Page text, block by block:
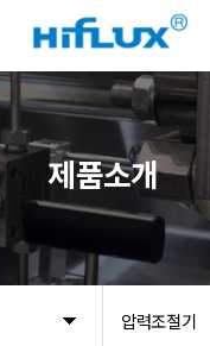
압력조절기
제품소개